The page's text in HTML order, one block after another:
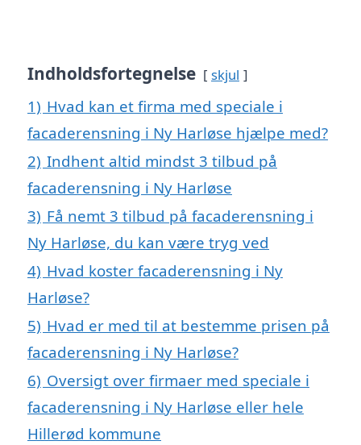
Indholdsfortegnelse skjul
1) Hvad kan et firma med speciale i
facaderensning i Ny Harløse hjælpe med?
2) Indhent altid mindst 3 tilbud på
facaderensning i Ny Harløse
3) Få nemt 3 tilbud på facaderensning i
Ny Harløse, du kan være tryg ved
4) Hvad koster facaderensning i Ny
Harløse?
5) Hvad er med til at bestemme prisen på
facaderensning i Ny Harløse?
6) Oversigt over firmaer med speciale i
facaderensning i Ny Harløse eller hele
Hillerød kommune